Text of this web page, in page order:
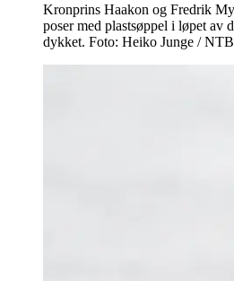
Kronprins Haakon og Fredrik
poser med plastsøppel i løpet av
dykket. Foto: Heiko Junge /